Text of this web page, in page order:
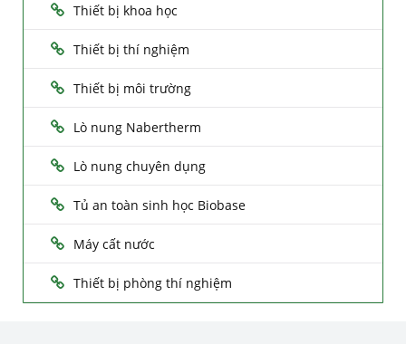
Thiết bị khoa học
Thiết bị thí nghiệm
Thiết bị môi trường
Lò nung Nabertherm
Lò nung chuyên dụng
Tủ an toàn sinh học Biobase
Máy cất nước
Thiết bị phòng thí nghiệm